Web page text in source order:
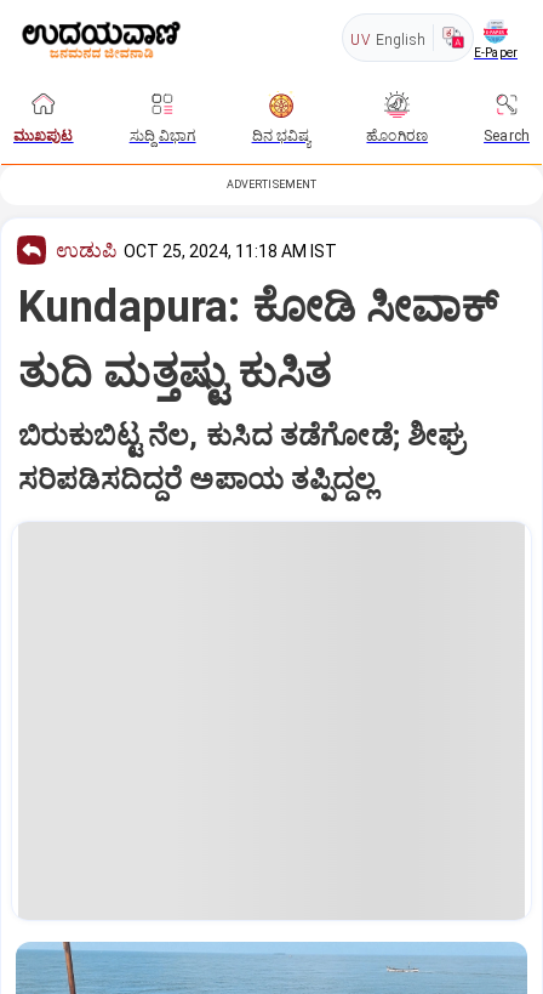
UV English
E-Paper
ಮುಖಪುಟ ಸುದ್ದಿ ವಿಭಾಗ ದಿನ ಭವಿಷ್ಯ ಹೊಂಗಿರಣ Search
ADVERTISEMENT
ಉಡುಪಿ OCT 25, 2024, 11:18 AM IST
Kundapura: ಕೋಡಿ ಸೀವಾಕ್‌
ತುದಿ ಮತ್ತಷ್ಟು ಕುಸಿತ
ಬಿರುಕುಬಿಟ್ಟ ನೆಲ, ಕುಸಿದ ತಡೆಗೋಡೆ; ಶೀಘ್ರ
ಸರಿಪಡಿಸದಿದ್ದರೆ ಅಪಾಯ ತಪ್ಪಿದ್ದಲ್ಲ